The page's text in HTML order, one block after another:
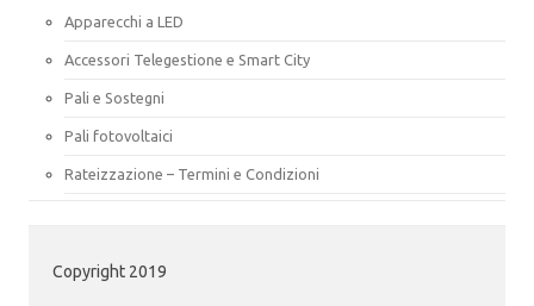
Apparecchi a LED
Accessori Telegestione e Smart City
Pali e Sostegni
Pali fotovoltaici
Rateizzazione – Termini e Condizioni
Copyright 2019